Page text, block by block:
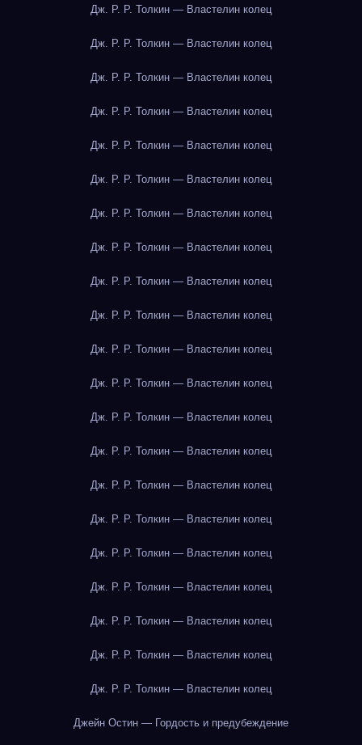
Дж. Р. Р. Толкин — Властелин колец
Дж. Р. Р. Толкин — Властелин колец
Дж. Р. Р. Толкин — Властелин колец
Дж. Р. Р. Толкин — Властелин колец
Дж. Р. Р. Толкин — Властелин колец
Дж. Р. Р. Толкин — Властелин колец
Дж. Р. Р. Толкин — Властелин колец
Дж. Р. Р. Толкин — Властелин колец
Дж. Р. Р. Толкин — Властелин колец
Дж. Р. Р. Толкин — Властелин колец
Дж. Р. Р. Толкин — Властелин колец
Дж. Р. Р. Толкин — Властелин колец
Дж. Р. Р. Толкин — Властелин колец
Дж. Р. Р. Толкин — Властелин колец
Дж. Р. Р. Толкин — Властелин колец
Дж. Р. Р. Толкин — Властелин колец
Дж. Р. Р. Толкин — Властелин колец
Дж. Р. Р. Толкин — Властелин колец
Дж. Р. Р. Толкин — Властелин колец
Дж. Р. Р. Толкин — Властелин колец
Дж. Р. Р. Толкин — Властелин колец
Джейн Остин — Гордость и предубеждение